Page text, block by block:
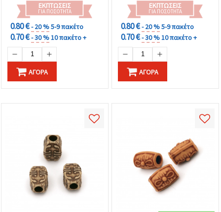
ΕΚΠΤΏΣΕΙΣ
ΓΙΑ ΠΟΣΌΤΗΤΑ
0.80 €- 20 %5-9 πακέτο
0.70 €- 30 %10 πακέτο +
ΑΓΟΡΆ
ΕΚΠΤΏΣΕΙΣ
ΓΙΑ ΠΟΣΌΤΗΤΑ
0.80 €- 20 %5-9 πακέτο
0.70 €- 30 %10 πακέτο +
ΑΓΟΡΆ